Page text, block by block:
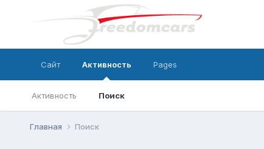
Сайт Активность
Активность Поиск
Pages
Главная Поиск